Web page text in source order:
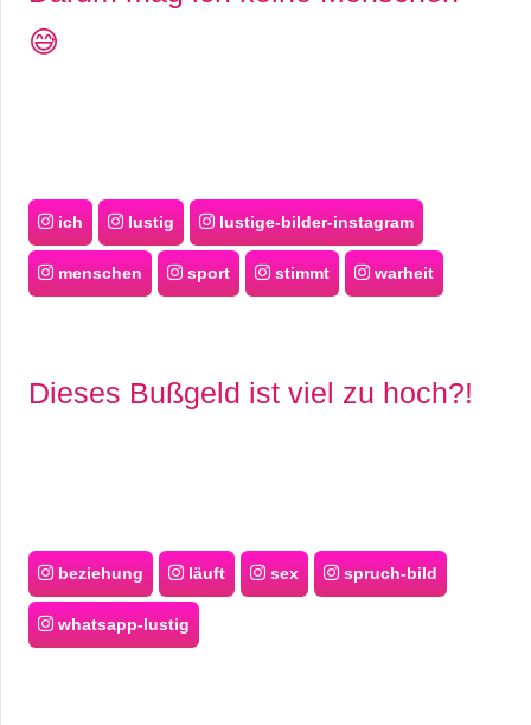
😅
ich lustig lustige-bilder-instagram
menschen sport stimmt warheit
Dieses Bußgeld ist viel zu hoch?!
beziehung läuft sex spruch-bild
whatsapp-lustig